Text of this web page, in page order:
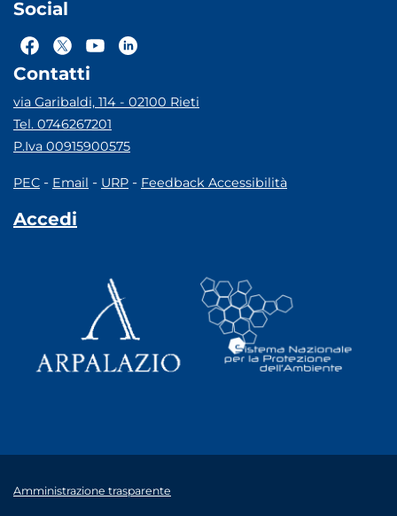
Social
Contatti
via Garibaldi, 114 - 02100 Rieti
Tel. 0746267201
P.Iva 00915900575
PEC - Email - URP - Feedback Accessibilità
Accedi
Amministrazione trasparente